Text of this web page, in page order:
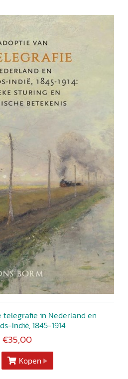
telegrafie in Nederland en
Indië, 1845-1914
€35,00
Kopen